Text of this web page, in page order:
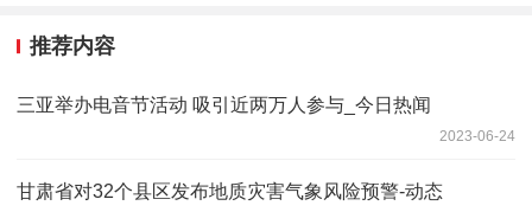
推荐内容
三亚举办电音节活动 吸引近两万人参与_今日热闻
2023-06-24
甘肃省对32个县区发布地质灾害气象风险预警-动态